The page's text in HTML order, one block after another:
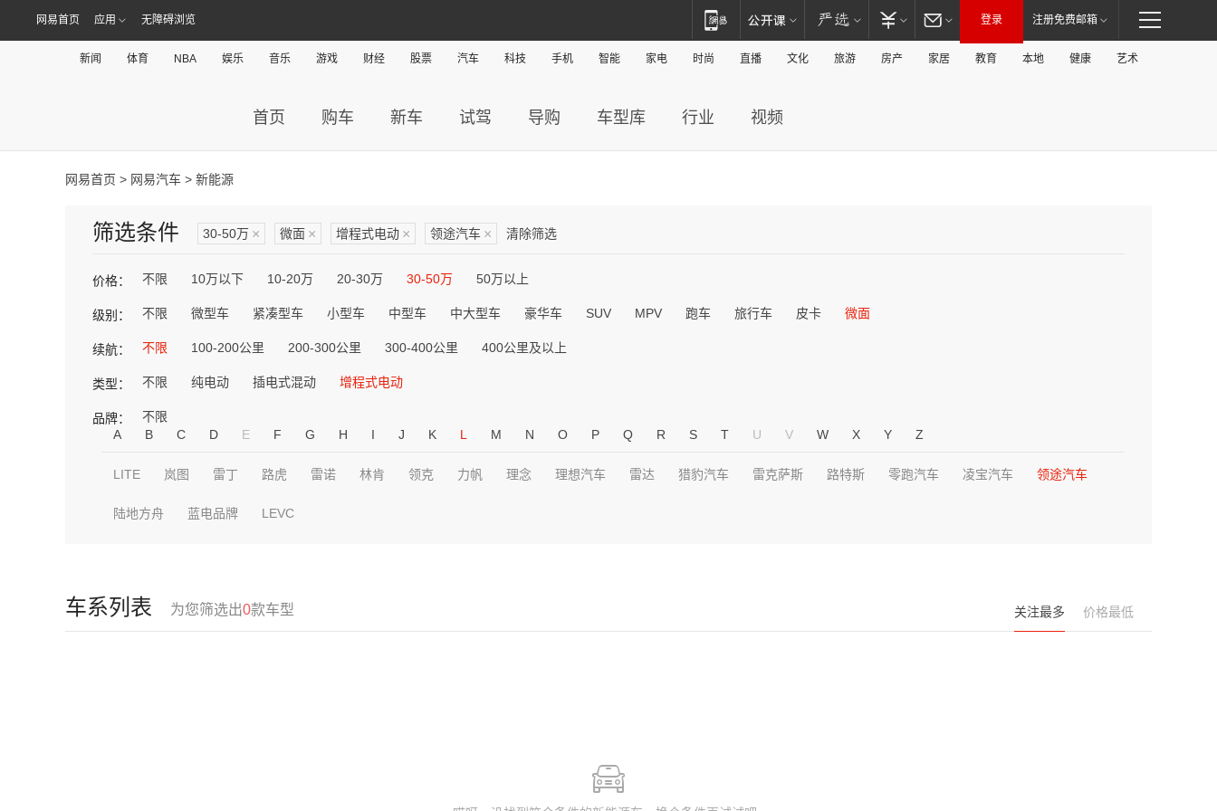
网易首页 应用 无障碍浏览 登录 注册免费邮箱
新闻 体育 NBA 娱乐 音乐 游戏 财经 股票 汽车 科技 手机 智能 家电 时尚 直播 文化 旅游 房产 家居 教育 本地 健康 艺术
首页 购车 新车 试驾 导购 车型库 行业 视频
网易首页 > 网易汽车 > 新能源
筛选条件 30-50万 × 微面 × 增程式电动 × 领途汽车 × 清除筛选
价格： 不限 10万以下 10-20万 20-30万 30-50万 50万以上
级别： 不限 微型车 紧凑型车 小型车 中型车 中大型车 豪华车 SUV MPV 跑车 旅行车 皮卡 微面
续航： 不限 100-200公里 200-300公里 300-400公里 400公里及以上
类型： 不限 纯电动 插电式混动 增程式电动
品牌：
不限
A
B C D E F G H I J K L M N O P Q R S T U V W X Y Z
LITE 岚图 雷丁 路虎 雷诺 林肯 领克 力帆 理念 理想汽车 雷达 猎豹汽车 雷克萨斯 路特斯 零跑汽车 凌宝汽车 领途汽车
陆地方舟 蓝电品牌 LEVC
车系列表 为您筛选出0款车型 关注最多 价格最低